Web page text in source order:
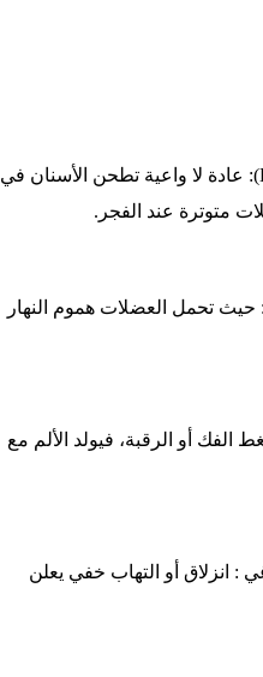
صرير الأسنان الليلي (Bruxism): عادة لا واعية تطحن الأسنان في
متوترة عند الفجر.
: حيث تحمل العضلات هموم النهار
الفك أو الرقبة، فيولد الألم مع
انزلاق أو التهاب خفي يعلن